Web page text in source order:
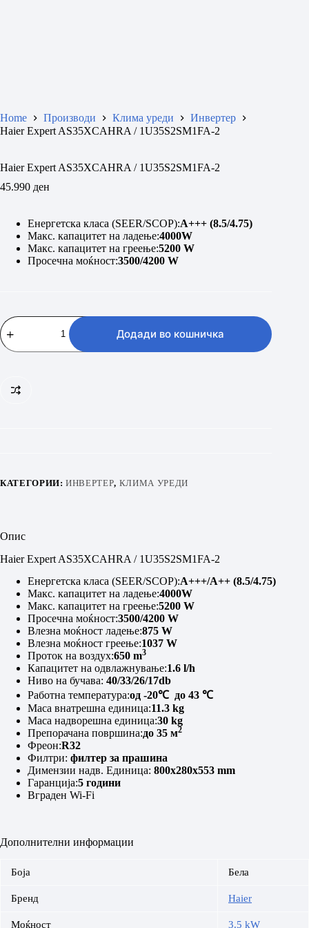
Home Производи Клима уреди
Инвертер
Haier Expert AS35XCAHRA / 1U35S2SM1FA-2
Haier Expert AS35XCAHRA / 1U35S2SM1FA-2
45.990 ден
Енергетска класа (SEER/SCOP):A+++ (8.5/4.75)
Макс. капацитет на ладење:4000W
Макс. капацитет на греење:5200 W
Просечна моќност:3500/4200 W
Haier
Expert
AS35XCAHRA
количина
Додади во кошничка
КАТЕГОРИИ:ИНВЕРТЕР, КЛИМА УРЕДИ
Опис
Haier Expert AS35XCAHRA / 1U35S2SM1FA-2
Енергетска класа (SEER/SCOP):A+++/A++ (8.5/4.75)
Макс. капацитет на ладење:4000W
Макс. капацитет на греење:5200 W
Просечна моќност:3500/4200 W
Влезна моќност ладење:875 W
Влезна моќност греење:1037 W
Проток на воздух:650 m3
Капацитет на одвлажнување:1.6 l/h
Ниво на бучава: 40/33/26/17db
Работна температура:од -20℃ до 43 ℃
Маса внатрешна единица:11.3 kg
Маса надворешна единица:30 kg
Препорачана површина:до 35 м2
Фреон:R32
Филтри: филтер за прашина
Димензии надв. Единица: 800x280x553 mm
Гаранција:5 години
Вграден Wi-Fi
Дополнителни информации
Боја Бела
Бренд Haier
Моќност 3.5 kW